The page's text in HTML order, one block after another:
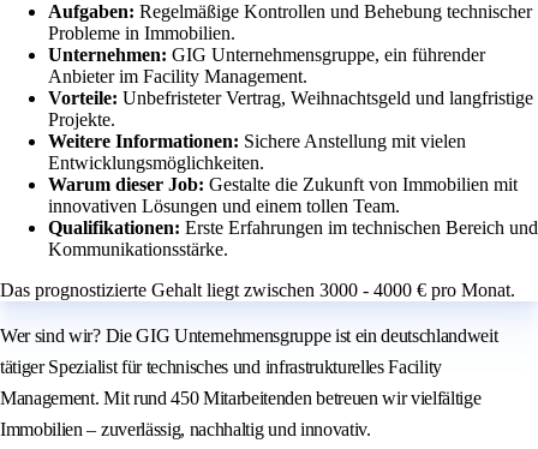
Aufgaben: Regelmäßige Kontrollen und Behebung technischer
Probleme in Immobilien.
Unternehmen: GIG Unternehmensgruppe, ein führender
Anbieter im Facility Management.
Vorteile: Unbefristeter Vertrag, Weihnachtsgeld und langfristige
Projekte.
Weitere Informationen: Sichere Anstellung mit vielen
Entwicklungsmöglichkeiten.
Warum dieser Job: Gestalte die Zukunft von Immobilien mit
innovativen Lösungen und einem tollen Team.
Qualifikationen: Erste Erfahrungen im technischen Bereich und
Kommunikationsstärke.
Das prognostizierte Gehalt liegt zwischen 3000 - 4000 € pro Monat.
Wer sind wir? Die GIG Unternehmensgruppe ist ein deutschlandweit
tätiger Spezialist für technisches und infrastrukturelles Facility
Management. Mit rund 450 Mitarbeitenden betreuen wir vielfältige
Immobilien – zuverlässig, nachhaltig und innovativ.